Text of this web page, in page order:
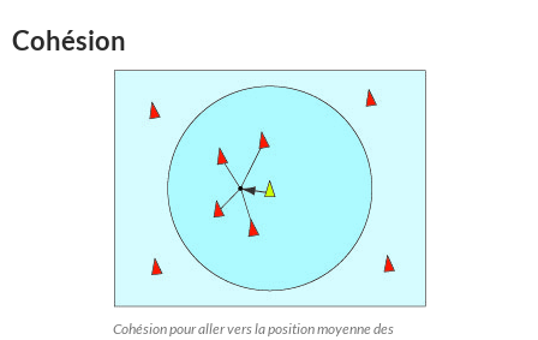
Cohésion
Cohésion pour aller vers la position moyenne des